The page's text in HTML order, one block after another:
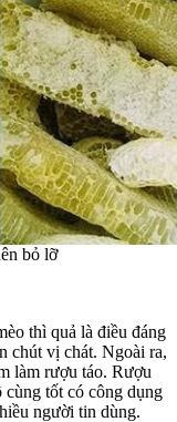
bỏ lỡ
thì quả là điều đáng
chút vị chát. Ngoài ra,
làm rượu táo. Rượu
cùng tốt có công dụng
người tin dùng.